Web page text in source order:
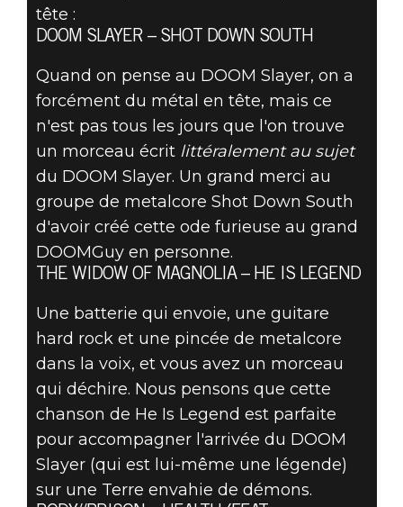
tête :
DOOM SLAYER – SHOT DOWN SOUTH
Quand on pense au DOOM Slayer, on a
forcément du métal en tête, mais ce
n'est pas tous les jours que l'on trouve
un morceau écrit littéralement au sujet
du DOOM Slayer. Un grand merci au
groupe de metalcore Shot Down South
d'avoir créé cette ode furieuse au grand
DOOMGuy en personne.
THE WIDOW OF MAGNOLIA – HE IS LEGEND
Une batterie qui envoie, une guitare
hard rock et une pincée de metalcore
dans la voix, et vous avez un morceau
qui déchire. Nous pensons que cette
chanson de He Is Legend est parfaite
pour accompagner l'arrivée du DOOM
Slayer (qui est lui-même une légende)
sur une Terre envahie de démons.